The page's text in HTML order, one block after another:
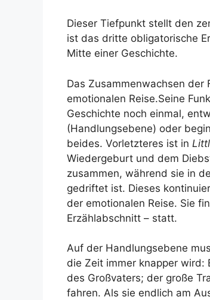
Dieser Tiefpunkt stellt den
ist das dritte obligatorische
Mitte einer Geschichte.
Das Zusammenwachsen
emotionalen Reise.Seine
Geschichte noch einmal,
(Handlungsebene) oder
beides. Vorletzteres ist in
Wiedergeburt und dem
zusammen, während sie in
gedriftet ist. Dieses
der emotionalen Reise. Sie
Erzählabschnitt – statt.
Auf der Handlungsebene
die Zeit immer knapper wird:
des Großvaters; der große
fahren. Als sie endlich am